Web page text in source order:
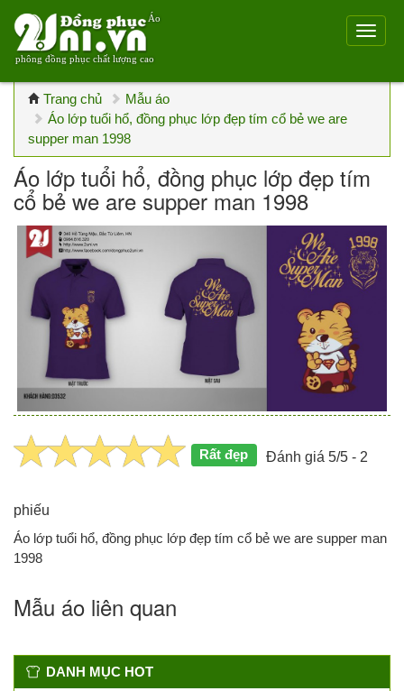
Áo
phông đồng phục chất lượng cao
Trang chủ
Mẫu áo
Áo lớp tuổi hổ, đồng phục lớp đẹp tím cổ bẻ we are
supper man 1998
Áo lớp tuổi hổ, đồng phục lớp đẹp tím
cổ bẻ we are supper man 1998
Rất đẹp Đánh giá 5/5 - 2
phiếu
Áo lớp tuổi hổ, đồng phục lớp đẹp tím cổ bẻ we are supper man
1998
Mẫu áo liên quan
DANH MỤC HOT